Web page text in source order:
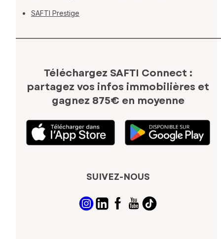
SAFTI Prestige
Téléchargez SAFTI Connect :
partagez vos infos immobilières et
gagnez 875€ en moyenne
SUIVEZ-NOUS